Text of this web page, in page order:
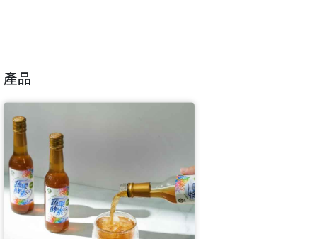
產品
嗨~這個 LINE 帳號還沒有註冊過，
繼續註冊
加入「嘉義優鮮」LINE 好友，
繼續註冊
開始填寫申請資料吧~
填寫申請資料
要申請新產品嗎？
查看申請進度 申請新產品
返回首頁
如果你已經準備好了，
點擊「直接申請」按鈕開始填寫申請表。
直接申請